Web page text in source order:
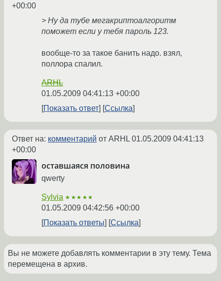
+00:00
> Ну да тубе мегакриптоалгоритм
поможет если у тебя пароль 123.
вообще-то за такое банить надо. взял,
поллора спалил.
ARHL
01.05.2009 04:41:13 +00:00
Показать ответ
Ссылка
Ответ на: комментарий от ARHL 01.05.2009 04:41:13
+00:00
оставшаяся половина
qwerty
Sylvia ★★★★★
01.05.2009 04:42:56 +00:00
Показать ответы
Ссылка
Вы не можете добавлять комментарии в эту тему. Тема
перемещена в архив.